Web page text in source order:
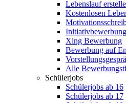
Lebenslauf
Kostenlosen
Xing Bewerbung
Bewerbung auf
Alle
Schülerjobs
Schülerjobs ab 16
Schülerjobs ab 17